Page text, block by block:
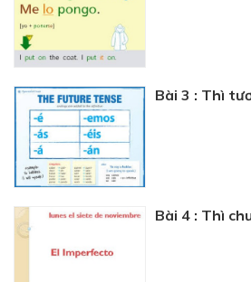
Bài 3 : Thì
Bài 4 : Thì